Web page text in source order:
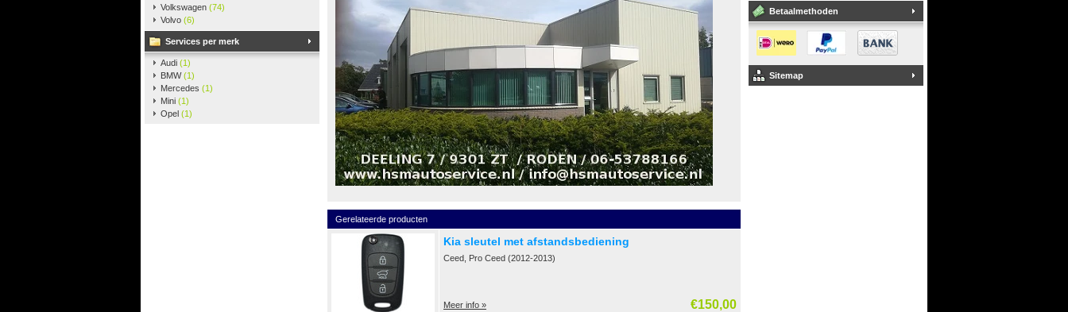
Volkswagen (74)
Volvo (6)
Services per merk
Audi (1)
BMW(1)
Mercedes (1)
Mini (1)
Opel (1)
Gerelateerde producten
Kia sleutel met afstandsbediening
Ceed, Pro Ceed (2012-2013)
Meer info » €150,00
Betaalmethoden
Sitemap